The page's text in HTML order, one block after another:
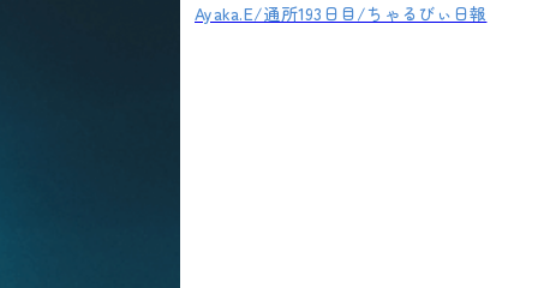
Ayaka.E/通所193日目/ちゃるびぃ日報